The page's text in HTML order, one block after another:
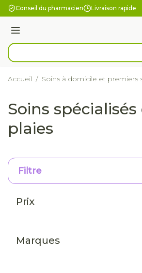
Aller au contenu
Conseil du pharmacien Livraison rapide
Menu
Rechercher
Accueil / Soins à domicile et premiers
Soins spécialisés
plaies
Filtre
Prix
Marques